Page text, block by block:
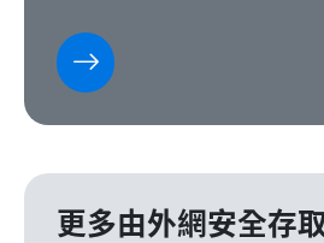
更多由外網安全存